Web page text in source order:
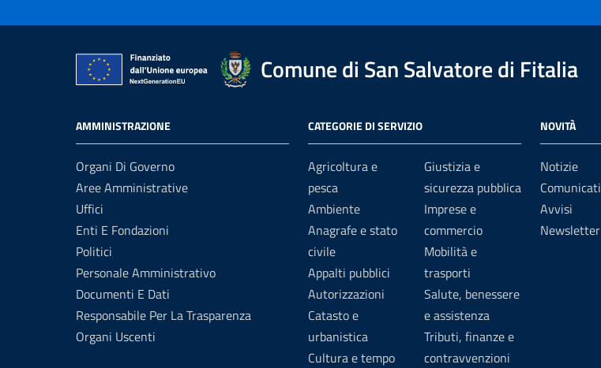
Comune di San Salvatore di Fitalia
AMMINISTRAZIONE
Organi Di Governo
Aree Amministrative
Uffici
Enti E Fondazioni
Politici
Personale Amministrativo
Documenti E Dati
Responsabile Per La Trasparenza
Organi Uscenti
CATEGORIE DI SERVIZIO
Agricoltura e
pesca
Ambiente
Anagrafe e stato
civile
Appalti pubblici
Autorizzazioni
Catasto e
urbanistica
Cultura e tempo
Giustizia e
sicurezza pubblica
Imprese e
commercio
Mobilità e
trasporti
Salute, benessere
e assistenza
Tributi, finanze e
contravvenzioni
NOVITÀ
Notizie
Comunicati
Avvisi
Newsletter